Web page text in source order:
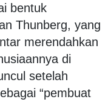
bentuk
Thunberg, yang
merendahkan
di
setelah
“pembuat